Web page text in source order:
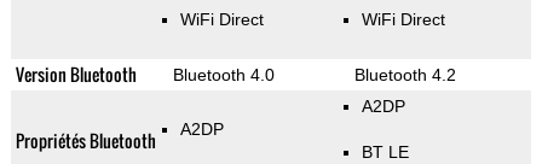
WiFi Direct WiFi Direct
Version Bluetooth Bluetooth 4.0 Bluetooth 4.2
Propriétés Bluetooth A2DP
A2DP
BT LE